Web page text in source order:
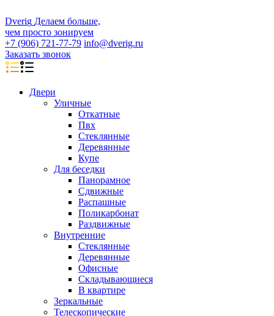
Dverig Делаем больше,
чем просто зонируем
+7 (906) 721-77-79 info@dverig.ru
Заказать звонок
Двери
Уличные
Откатные
Пвх
Стеклянные
Деревянные
Купе
Для беседки
Панорамное
Сдвижные
Распашные
Поликарбонат
Раздвижные
Внутренние
Стеклянные
Деревянные
Офисные
Складывающиеся
В квартире
Зеркальные
Телескопические